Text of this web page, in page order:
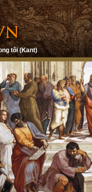
tôi (Kant)